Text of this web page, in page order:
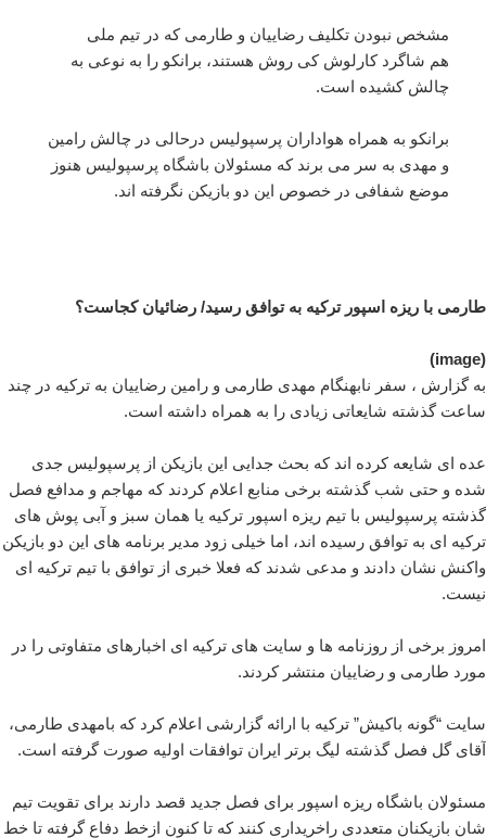
مشخص نبودن تکلیف رضاییان و طارمی که در تیم ملی
هم شاگرد کارلوش کی روش هستند، برانکو را به نوعی به
چالش کشیده است.
برانکو به همراه هواداران پرسپولیس درحالی در چالش رامین
و مهدی به سر می برند که مسئولان باشگاه پرسپولیس هنوز
موضع شفافی در خصوص این دو بازیکن نگرفته اند.
طارمی با ریزه اسپور ترکیه به توافق رسید/ رضائیان کجاست؟
(image)
به گزارش ، سفر نابهنگام مهدی طارمی و رامین رضاییان به ترکیه در چند
ساعت گذشته شایعاتی زیادی را به همراه داشته است.
عده ای شایعه کرده اند که بحث جدایی این بازیکن از پرسپولیس جدی
شده و حتی شب گذشته برخی منابع اعلام کردند که مهاجم و مدافع فصل
گذشته پرسپولیس با تیم ریزه اسپور ترکیه یا همان سبز و آبی پوش های
ترکیه ای به توافق رسیده اند، اما خیلی زود مدیر برنامه های این دو بازیکن
واکنش نشان دادند و مدعی شدند که فعلا خبری از توافق با تیم ترکیه ای
نیست.
امروز برخی از روزنامه ها و سایت های ترکیه ای اخبارهای متفاوتی را در
مورد طارمی و رضاییان منتشر کردند.
سایت “گونه باکیش” ترکیه با ارائه گزارشی اعلام کرد که بامهدی طارمی،
آقای گل فصل گذشته لیگ برتر ایران توافقات اولیه صورت گرفته است.
مسئولان باشگاه ریزه اسپور برای فصل جدید قصد دارند برای تقویت تیم
شان بازیکنان متعددی راخریداری کنند که تا کنون ازخط دفاع گرفته تا خط